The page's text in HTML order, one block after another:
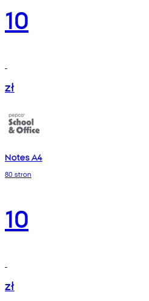
10
zł
Notes A4
80 stron
10
zł